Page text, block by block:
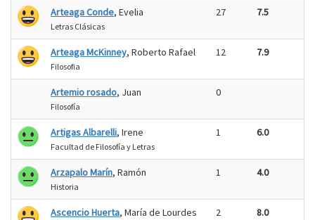
Arteaga Conde, Evelia
Letras Clásicas
27 7.5
Arteaga McKinney, Roberto Rafael
Filosofia
12 7.9
Artemio rosado, Juan
Filosofía
0
Artigas Albarelli, Irene
Facultad de Filosofía y Letras
1 6.0
Arzapalo Marín, Ramón
Historia
1 4.0
Ascencio Huerta, María de Lourdes 2 8.0